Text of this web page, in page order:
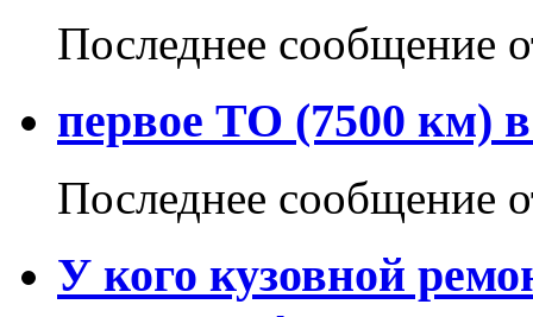
Последнее сообщение
первое ТО (7500 км)
Последнее сообщение
У кого кузовной